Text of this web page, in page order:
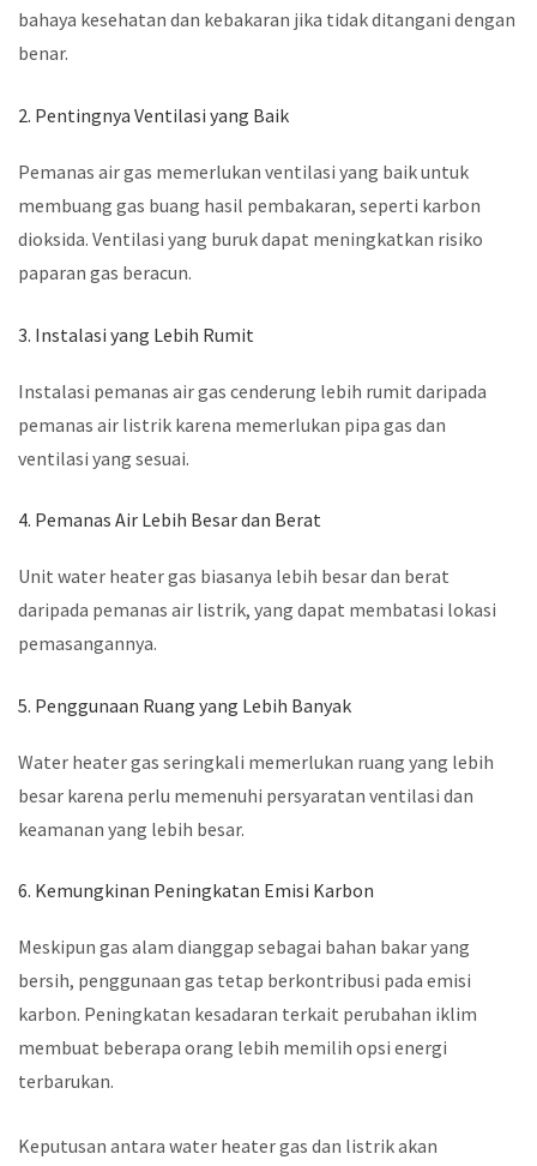
bahaya kesehatan dan kebakaran jika tidak ditangani dengan
benar.
2. Pentingnya Ventilasi yang Baik
Pemanas air gas memerlukan ventilasi yang baik untuk
membuang gas buang hasil pembakaran, seperti karbon
dioksida. Ventilasi yang buruk dapat meningkatkan risiko
paparan gas beracun.
3. Instalasi yang Lebih Rumit
Instalasi pemanas air gas cenderung lebih rumit daripada
pemanas air listrik karena memerlukan pipa gas dan
ventilasi yang sesuai.
4. Pemanas Air Lebih Besar dan Berat
Unit water heater gas biasanya lebih besar dan berat
daripada pemanas air listrik, yang dapat membatasi lokasi
pemasangannya.
5. Penggunaan Ruang yang Lebih Banyak
Water heater gas seringkali memerlukan ruang yang lebih
besar karena perlu memenuhi persyaratan ventilasi dan
keamanan yang lebih besar.
6. Kemungkinan Peningkatan Emisi Karbon
Meskipun gas alam dianggap sebagai bahan bakar yang
bersih, penggunaan gas tetap berkontribusi pada emisi
karbon. Peningkatan kesadaran terkait perubahan iklim
membuat beberapa orang lebih memilih opsi energi
terbarukan.
Keputusan antara water heater gas dan listrik akan